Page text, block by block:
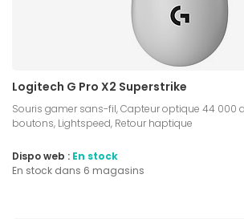
Logitech G Pro X2 Superstrike
Souris gamer sans-fil, Capteur optique 44 000
boutons, Lightspeed, Retour haptique
Dispo web : En stock
En stock dans 6 magasins